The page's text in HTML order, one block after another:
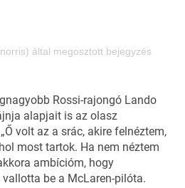
által megosztott bejegyzés
Rossi-rajongó Lando
alapjait is az olasz
volt az a srác, akire felnéztem,
most tartok. Ha nem néztem
ambícióm, hogy
be a McLaren-pilóta.